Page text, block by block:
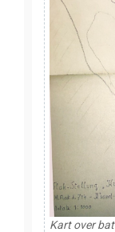
Kart over